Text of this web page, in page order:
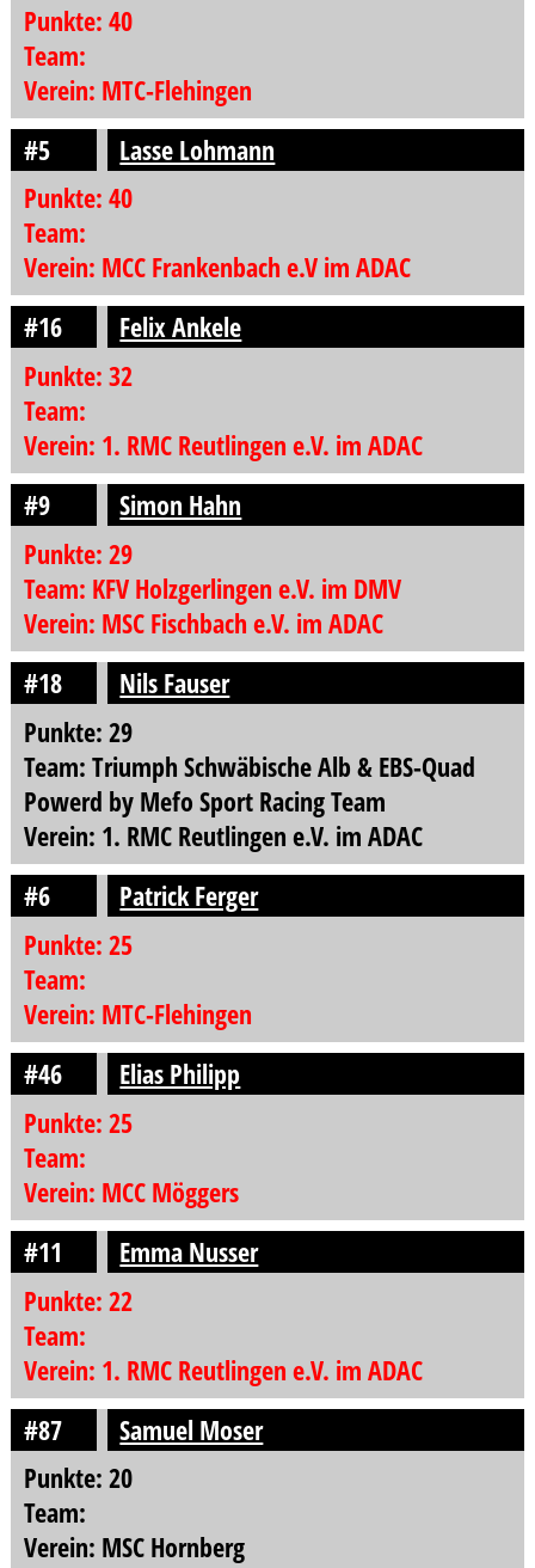
Punkte: 40
Team:
Verein: MTC-Flehingen
#5
Lasse Lohmann
Punkte: 40
Team:
Verein: MCC Frankenbach e.V im ADAC
#16
Felix Ankele
Punkte: 32
Team:
Verein: 1. RMC Reutlingen e.V. im ADAC
#9
Simon Hahn
Punkte: 29
Team: KFV Holzgerlingen e.V. im DMV
Verein: MSC Fischbach e.V. im ADAC
#18
Nils Fauser
Punkte: 29
Team: Triumph Schwäbische Alb & EBS-Quad
Powerd by Mefo Sport Racing Team
Verein: 1. RMC Reutlingen e.V. im ADAC
#6
Patrick Ferger
Punkte: 25
Team:
Verein: MTC-Flehingen
#46
Elias Philipp
Punkte: 25
Team:
Verein: MCC Möggers
#11
Emma Nusser
Punkte: 22
Team:
Verein: 1. RMC Reutlingen e.V. im ADAC
#87
Samuel Moser
Punkte: 20
Team:
Verein: MSC Hornberg